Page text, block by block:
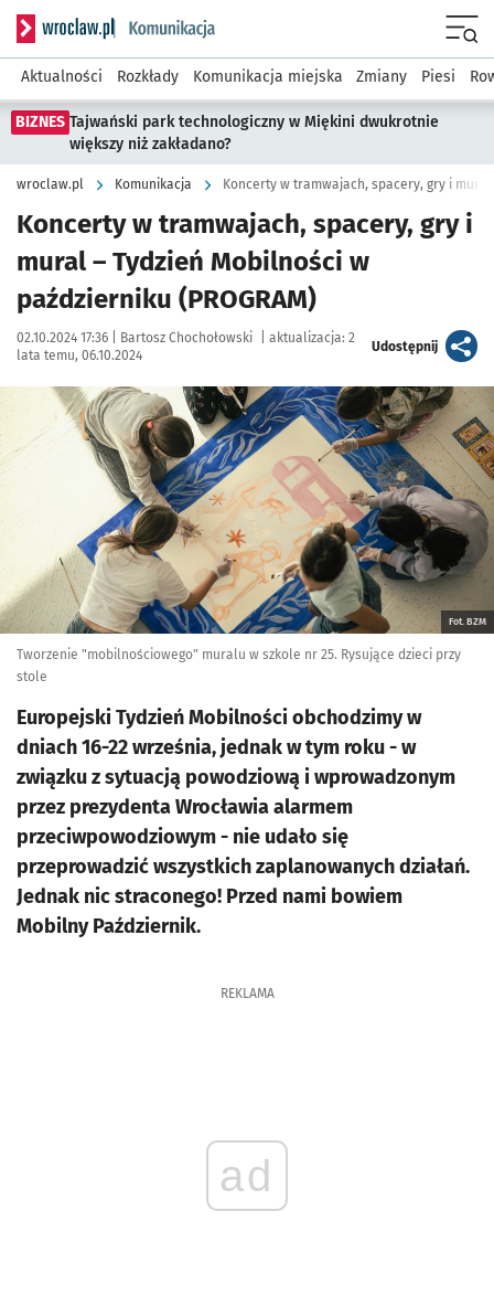
Serwis informacyjny wroclaw.pl podserwis: Komunikacja
Aktualności Rozkłady Komunikacja miejska Zmiany Piesi
BIZNES Tajwański park technologiczny w Miękini dwukrotnie
większy niż zakładano?
wroclaw.pl Komunikacja Koncerty w tramwajach, spacery, gry i mural
Koncerty w tramwajach, spacery, gry i
mural – Tydzień Mobilności w
październiku (PROGRAM)
Data publikacji:
02.10.2024 17:36 | Autor:
Bartosz Chochołowski aktualizacja: 2
lata temu, 06.10.2024
Udostępnijartykuł
Kliknij, aby powiększyć
Fot. BZM
Tworzenie "mobilnościowego" muralu w szkole nr 25. Rysujące dzieci przy
stole
Europejski Tydzień Mobilności obchodzimy w
dniach 16-22 września, jednak w tym roku - w
związku z sytuacją powodziową i wprowadzonym
przez prezydenta Wrocławia alarmem
przeciwpowodziowym - nie udało się
przeprowadzić wszystkich zaplanowanych działań.
Jednak nic straconego! Przed nami bowiem
Mobilny Październik.
REKLAMA
ad